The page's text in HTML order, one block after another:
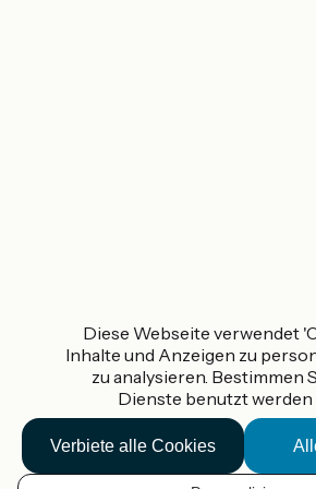
Diese Webseite verwendet
Inhalte und Anzeigen zu
zu analysieren. Bestimmen
Dienste benutzt werden
Verbiete alle Cookies